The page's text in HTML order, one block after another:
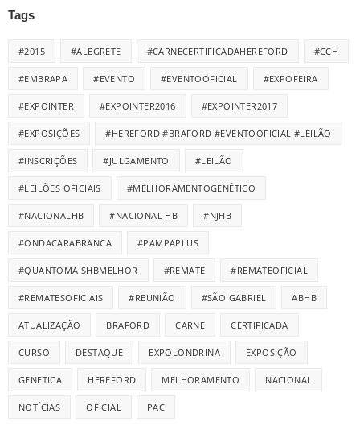
Tags
#2015 #ALEGRETE #CARNECERTIFICADAHEREFORD #CCH
#EMBRAPA #EVENTO #EVENTOOFICIAL #EXPOFEIRA
#EXPOINTER #EXPOINTER2016 #EXPOINTER2017
#EXPOSIÇÕES #HEREFORD #BRAFORD #EVENTOOFICIAL #LEILÃO
#INSCRIÇÕES #JULGAMENTO #LEILÃO
#LEILÕES OFICIAIS #MELHORAMENTOGENÉTICO
#NACIONALHB #NACIONAL HB #NJHB
#ONDACARABRANCA #PAMPAPLUS
#QUANTOMAISHBMELHOR #REMATE #REMATEOFICIAL
#REMATESOFICIAIS #REUNIÃO #SÃO GABRIEL ABHB
ATUALIZAÇÃO BRAFORD CARNE CERTIFICADA
CURSO DESTAQUE EXPOLONDRINA EXPOSIÇÃO
GENETICA HEREFORD MELHORAMENTO NACIONAL
NOTÍCIAS OFICIAL PAC